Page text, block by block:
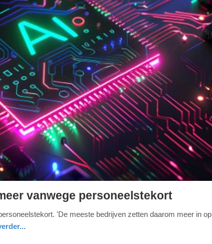
vanwege personeelstekort
'De meeste bedrijven zetten daarom meer in op